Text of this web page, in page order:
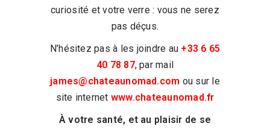
curiosité et votre verre : vous ne serez
pas déçus.
N’hésitez pas à les joindre au +33 6 65
40 78 87, par mail
james@chateaunomad.com ou sur le
site internet www.chateaunomad.fr
À votre santé, et au plaisir de se